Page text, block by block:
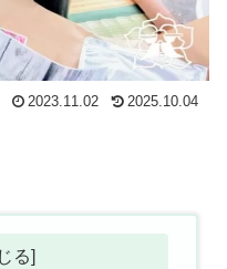
2023.11.02 2025.10.04